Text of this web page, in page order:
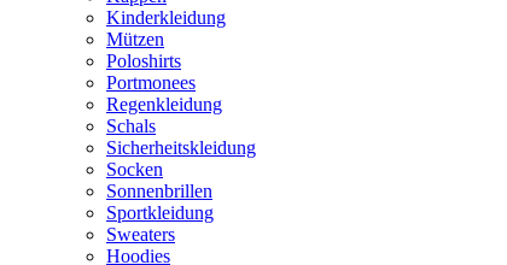
Kinderkleidung
Mützen
Poloshirts
Portmonees
Regenkleidung
Schals
Sicherheitskleidung
Socken
Sonnenbrillen
Sportkleidung
Sweaters
Hoodies